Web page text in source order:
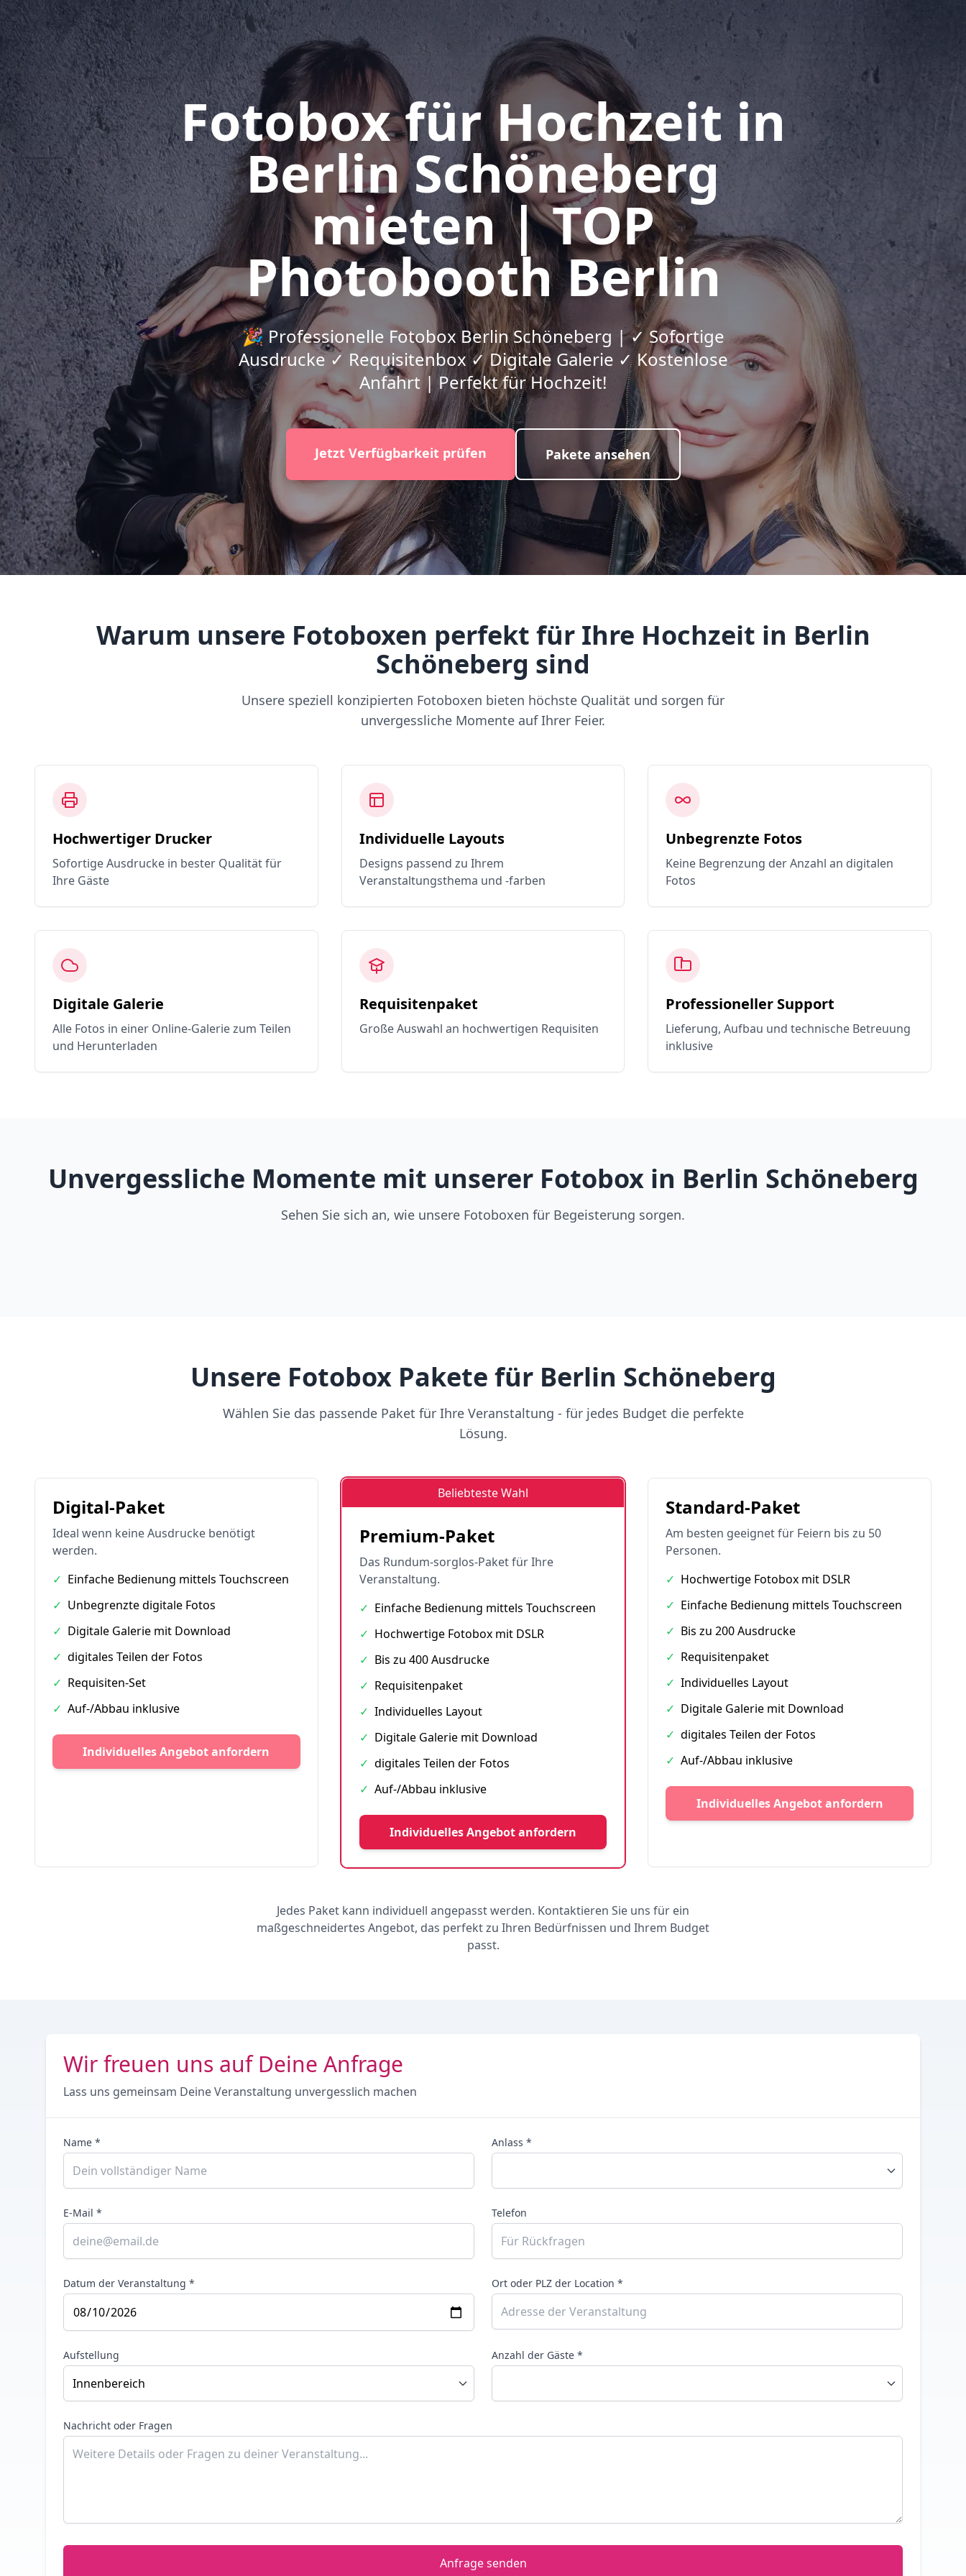
Fotobox für Hochzeit in
Berlin Schöneberg
mieten | TOP
Photobooth Berlin
🎉 Professionelle Fotobox Berlin Schöneberg | ✓ Sofortige
Ausdrucke ✓ Requisitenbox ✓ Digitale Galerie ✓ Kostenlose
Anfahrt | Perfekt für Hochzeit!
Jetzt Verfügbarkeit prüfen Pakete ansehen
Warum unsere Fotoboxen perfekt für Ihre Hochzeit in Berlin
Schöneberg sind
Unsere speziell konzipierten Fotoboxen bieten höchste Qualität und sorgen für
unvergessliche Momente auf Ihrer Feier.
Hochwertiger Drucker
Sofortige Ausdrucke in bester Qualität für
Ihre Gäste
Individuelle Layouts
Designs passend zu Ihrem
Veranstaltungsthema und -farben
Unbegrenzte Fotos
Keine Begrenzung der Anzahl an digitalen
Fotos
Digitale Galerie
Alle Fotos in einer Online-Galerie zum Teilen
und Herunterladen
Requisitenpaket
Große Auswahl an hochwertigen Requisiten
Professioneller Support
Lieferung, Aufbau und technische Betreuung
inklusive
Unvergessliche Momente mit unserer Fotobox in Berlin Schöneberg
Sehen Sie sich an, wie unsere Fotoboxen für Begeisterung sorgen.
Unsere Fotobox Pakete für Berlin Schöneberg
Wählen Sie das passende Paket für Ihre Veranstaltung - für jedes Budget die perfekte
Lösung.
Digital-Paket
Ideal wenn keine Ausdrucke benötigt
werden.
✓ Einfache Bedienung mittels Touchscreen
✓ Unbegrenzte digitale Fotos
✓ Digitale Galerie mit Download
✓ digitales Teilen der Fotos
✓ Requisiten-Set
✓ Auf-/Abbau inklusive
Individuelles Angebot anfordern
Beliebteste Wahl
Premium-Paket
Das Rundum-sorglos-Paket für Ihre
Veranstaltung.
✓ Einfache Bedienung mittels Touchscreen
✓ Hochwertige Fotobox mit DSLR
✓ Bis zu 400 Ausdrucke
✓ Requisitenpaket
✓ Individuelles Layout
✓ Digitale Galerie mit Download
✓ digitales Teilen der Fotos
✓ Auf-/Abbau inklusive
Individuelles Angebot anfordern
Standard-Paket
Am besten geeignet für Feiern bis zu 50
Personen.
✓ Hochwertige Fotobox mit DSLR
✓ Einfache Bedienung mittels Touchscreen
✓ Bis zu 200 Ausdrucke
✓ Requisitenpaket
✓ Individuelles Layout
✓ Digitale Galerie mit Download
✓ digitales Teilen der Fotos
✓ Auf-/Abbau inklusive
Individuelles Angebot anfordern
Jedes Paket kann individuell angepasst werden. Kontaktieren Sie uns für ein
maßgeschneidertes Angebot, das perfekt zu Ihren Bedürfnissen und Ihrem Budget
passt.
Wir freuen uns auf Deine Anfrage
Lass uns gemeinsam Deine Veranstaltung unvergesslich machen
Name * Anlass *
E-Mail * Telefon
Datum der Veranstaltung * Ort oder PLZ der Location *
Aufstellung Anzahl der Gäste *
Nachricht oder Fragen
Anfrage senden